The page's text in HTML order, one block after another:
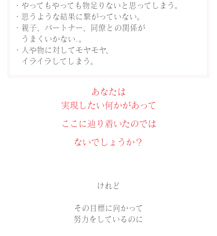
・やってもやっても物足りないと思ってしまう。
・思うような結果に繋がっていない。
・親子、パートナー、同僚との関係が
うまくいかない.。
・人や物に対してモヤモヤ、
イライラしてしまう。
あなたは
実現したい何かがあって
ここに辿り着いたのでは
ないでしょうか？
けれど
その目標に向かって
努力をしているのに